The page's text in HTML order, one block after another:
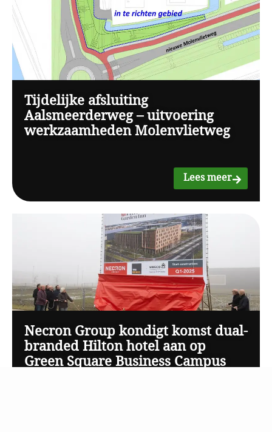
Tijdelijke afsluiting
Aalsmeerderweg – uitvoering
werkzaamheden Molenvlietweg
Lees meer
Necron Group kondigt komst dual-
branded Hilton hotel aan op
Green Square Business Campus